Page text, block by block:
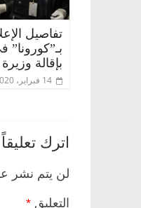
تفاصيل
بإقالة
14 فبراير، 2020
اترك تعليقاً
لن يتم نشر
التعليق *